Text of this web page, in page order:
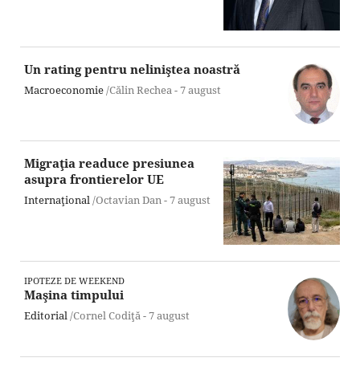
Un rating pentru neliniştea noastră
Macroeconomie/Călin Rechea -7 august
Migraţia readuce presiunea
asupra frontierelor UE
Internaţional/Octavian Dan -7 august
IPOTEZE DE WEEKEND
Maşina timpului
Editorial/Cornel Codiţă -7 august